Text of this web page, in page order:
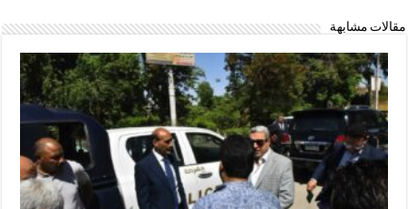
مقالات مشابهة